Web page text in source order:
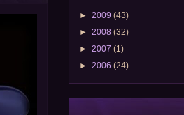
► 2009 (43)
► 2008 (32)
► 2007 (1)
► 2006 (24)